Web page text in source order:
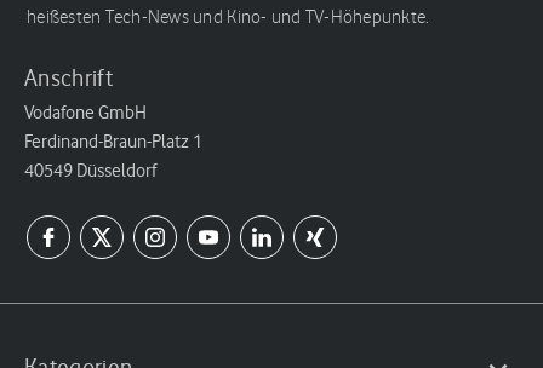
heißesten Tech-News und Kino- und TV-Höhepunkte.
Anschrift
Vodafone GmbH
Ferdinand-Braun-Platz 1
40549 Düsseldorf